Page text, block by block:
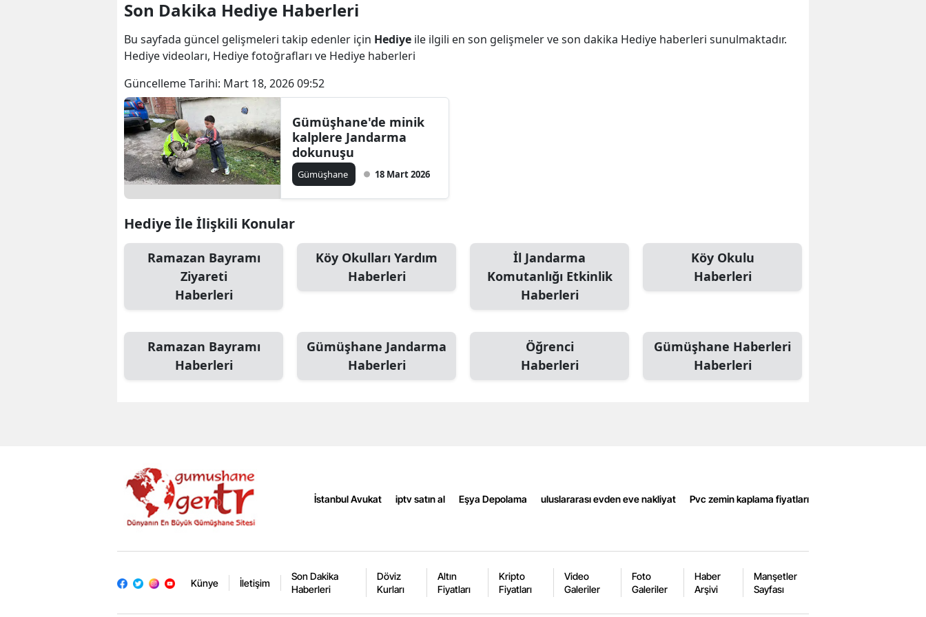
Bingöl
Çorum
Denizli
Diyarbakır
Erzincan
Giresun
Hakkari
Hatay
Son Dakika Hediye Haberleri
Bu sayfada güncel gelişmeleri takip edenler için Hediye ile ilgili en son gelişmeler ve son dakika Hediye haberleri sunulmaktadır.
Hediye videoları, Hediye fotoğrafları ve Hediye haberleri
Güncelleme Tarihi: Mart 18, 2026 09:52
Gümüşhane'de minik
kalplere Jandarma
dokunuşu
Gümüşhane 18 Mart 2026
Hediye İle İlişkili Konular
Ramazan Bayramı
Ziyareti
Haberleri
Köy Okulları Yardım
Haberleri
İl Jandarma
Komutanlığı Etkinlik
Haberleri
Köy Okulu
Haberleri
Ramazan Bayramı
Haberleri
Gümüşhane Jandarma
Haberleri
Öğrenci
Haberleri
Gümüşhane Haberleri
Haberleri
İstanbul Avukat iptv satın al Eşya Depolama uluslararası evden eve nakliyat Pvc zemin kaplama fiyatları
Künye İletişim
Son Dakika
Haberleri
Döviz
Kurları
Altın
Fiyatları
Kripto
Fiyatları
Video
Galeriler
Foto
Galeriler
Haber
Arşivi
Manşetler
Sayfası